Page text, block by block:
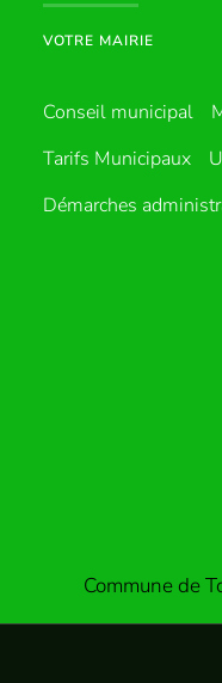
VOTRE MAIRIE
Conseil municipal
Tarifs Municipaux
Démarches
Commune de